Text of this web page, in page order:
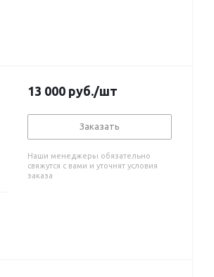
13 000 руб./шт
Заказать
Наши менеджеры обязательно
свяжутся с вами и уточнят условия
заказа